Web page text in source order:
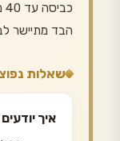
הבד מתיישר
שאלות
איך